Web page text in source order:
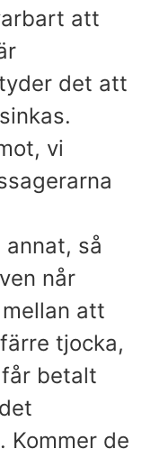
att
det att
vi
så
når
att
tjocka,
betalt
Kommer de